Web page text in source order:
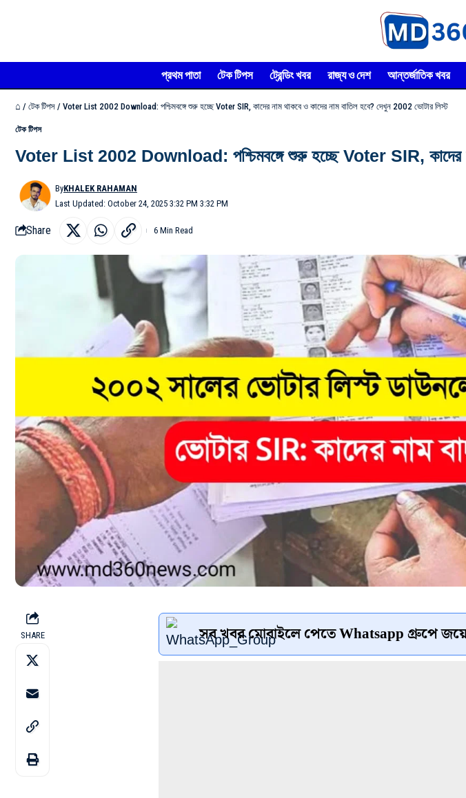
প্রথম পাতা টেক টিপস ট্রেন্ডিং খবর রাজ্য ও দেশ আন্তর্জাতিক খবর
⌂ / টেক টিপস / Voter List 2002 Download: পশ্চিমবঙ্গে শুরু হচ্ছে Voter SIR, কাদের নাম থাকবে ও কাদের নাম বাতিল হবে? দেখুন 2002 ভোটার লিস্ট
টেক টিপস
Voter List 2002 Download: পশ্চিমবঙ্গে শুরু হচ্ছে Voter SIR, কাদের
Last Updated: October 24, 2025 3:32 PM 3:32 PM
ByKHALEK RAHAMAN
Share 6 Min Read
SHARE সব খবর মোবাইলে পেতে Whatsapp গ্রুপে